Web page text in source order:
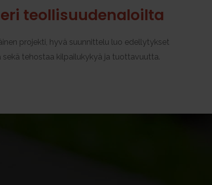
teollisuudenaloilta
projekti, hyvä suunnittelu luo edellytykset
tehostaa kilpailukykyä ja tuottavuutta.